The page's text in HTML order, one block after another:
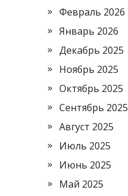
Февраль 2026
Январь 2026
Декабрь 2025
Ноябрь 2025
Октябрь 2025
Сентябрь 2025
Август 2025
Июль 2025
Июнь 2025
Май 2025